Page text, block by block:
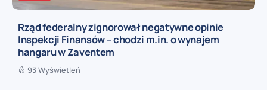
Rząd federalny zignorował negatywne opinie
Inspekcji Finansów – chodzi m.in. o wynajem
hangaru w Zaventem
93 Wyświetleń